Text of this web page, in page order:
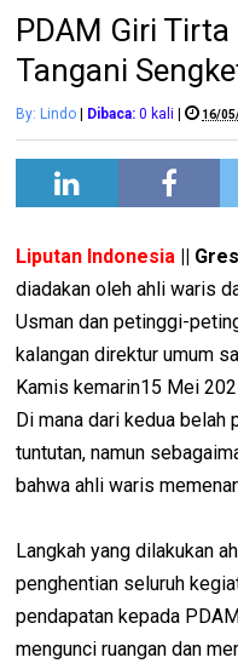
PDAM Giri
Tangani
By: Lindo Dibaca: 0 kali | 16/
Liputan Indonesia ||
diadakan oleh ahli waris
Usman dan petinggi-
kalangan direktur umum
Kamis kemarin15 Mei
Di mana dari kedua
tuntutan, namun
bahwa ahli waris
Langkah yang dilakukan
penghentian seluruh
pendapatan kepada
mengunci ruangan dan